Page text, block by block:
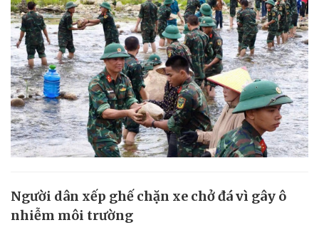
Người dân xếp ghế chặn xe chở đá vì gây ô
nhiễm môi trường